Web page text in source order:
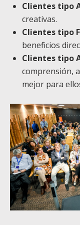
Clientes tipo
creativas.
Clientes tipo
beneficios
Clientes tipo
comprensión,
mejor para